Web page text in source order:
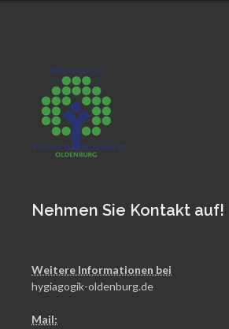
Nehmen Sie Kontakt auf!
Weitere Informationen bei
hygiagogik-oldenburg.de
Mail: